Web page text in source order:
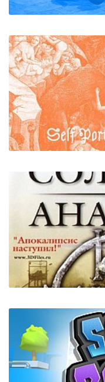
Garry's
Self